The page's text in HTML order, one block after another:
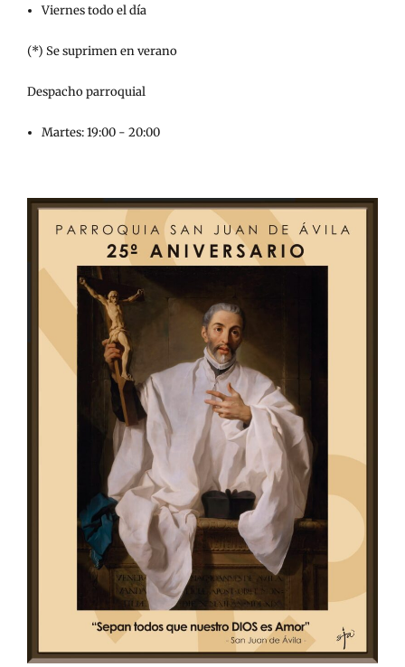
Viernes todo el día
(*) Se suprimen en verano
Despacho parroquial
Martes: 19:00 - 20:00